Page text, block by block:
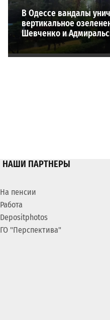
В Одессе вандалы
вертикальное
Шевченко и
НАШИ ПАРТНЕРЫ
На пенсии
Работа
Depositphotos
ГО "Перспектива"